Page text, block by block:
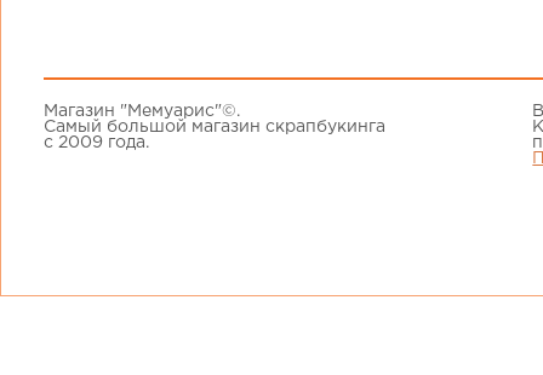
Магазин "Мемуарис"©.
Самый большой магазин скрапбукинга
с 2009 года.